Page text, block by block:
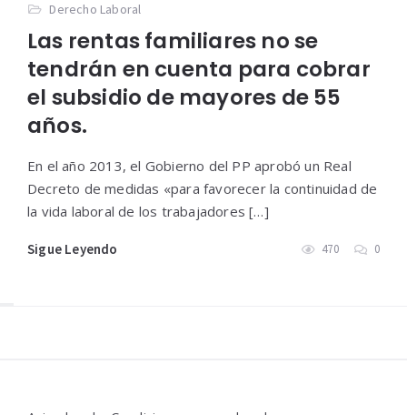
Derecho Laboral
Las rentas familiares no se
tendrán en cuenta para cobrar
el subsidio de mayores de 55
años.
En el año 2013, el Gobierno del PP aprobó un Real
Decreto de medidas «para favorecer la continuidad de
la vida laboral de los trabajadores […]
Sigue Leyendo 470 0